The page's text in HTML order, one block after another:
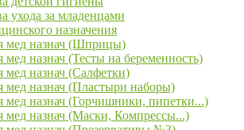
ухода за младенцами
назначения
мед назнач (Шприцы)
мед назнач (Тесты на беременность)
мед назнач (Салфетки)
мед назнач (Пластыри наборы)
мед назнач (Горчишники, пипетки...)
мед назнач (Маски, Компрессы...)